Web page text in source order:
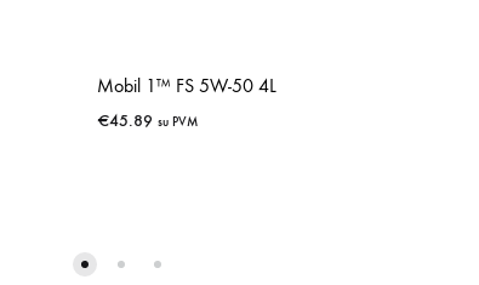
Mobil 1™ FS 5W-50 4L
€45.89 su PVM